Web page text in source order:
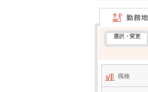
勤務地で検索
選択・変更
職種